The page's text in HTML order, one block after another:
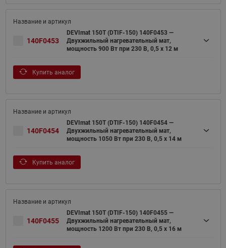
140F0453
DEVImat 150T (DTIF-150) 140F0453 —
Двухжильный нагревательный мат,
мощность 900 Вт при 230 В, 0,5 х 12 м
Купить аналог
140F0454
DEVImat 150T (DTIF-150) 140F0454 —
Двухжильный нагревательный мат,
мощность 1050 Вт при 230 В, 0,5 х 14 м
Купить аналог
140F0455
DEVImat 150T (DTIF-150) 140F0455 —
Двухжильный нагревательный мат,
мощность 1200 Вт при 230 В, 0,5 х 16 м